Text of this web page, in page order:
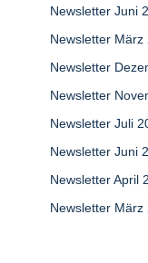
Newsletter Juni
Newsletter März
Newsletter
Newsletter
Newsletter Juli
Newsletter Juni
Newsletter April
Newsletter März